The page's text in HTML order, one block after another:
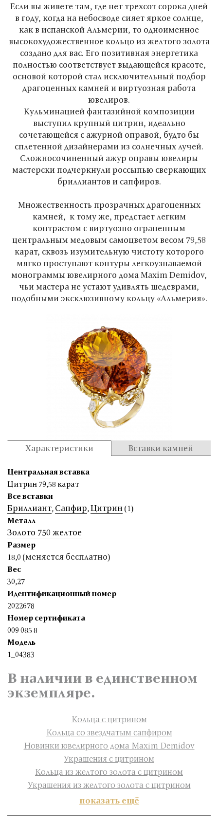
Если вы живете там, где нет трехсот сорока дней
в году, когда на небосводе сияет яркое солнце,
как в испанской Альмерии, то одноименное
высокохудожественное кольцо из желтого золота
создано для вас. Его позитивная энергетика
полностью соответствует выдающейся красоте,
основой которой стал исключительный подбор
драгоценных камней и виртуозная работа
ювелиров.
Кульминацией фантазийной композиции
выступил крупный цитрин, идеально
сочетающейся с ажурной оправой, будто бы
сплетенной дизайнерами из солнечных лучей.
Сложносочиненный ажур оправы ювелиры
мастерски подчеркнули россыпью сверкающих
бриллиантов и сапфиров.
Множественность прозрачных драгоценных
камней, к тому же, предстает легким
контрастом с виртуозно ограненным
центральным медовым самоцветом весом 79,58
карат, сквозь изумительную чистоту которого
мягко проступают контуры легкоузнаваемой
монограммы ювелирного дома Maxim Demidov,
чьи мастера не устают удивлять шедеврами,
подобными эксклюзивному кольцу «Альмерия».
Характеристики Вставки камней
Центральная вставка
Цитрин 79,58 карат
Все вставки
Бриллиант, Сапфир,Цитрин (1)
Металл
Золото 750 желтое
Размер
18,0 (меняется бесплатно)
Вес
30,27
Идентификационный номер
2022678
Номер сертификата
009 085 8
Модель
1_04383
В наличии в единственном
экземпляре.
Кольца с цитрином
Кольца со звездчатым сапфиром
Новинки ювелирного дома Maxim Demidov
Украшения с цитрином
Кольца из желтого золота с цитрином
Украшения из желтого золота с цитрином
показать ещё